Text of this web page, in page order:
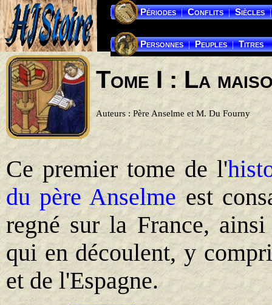
Périodes | Conflits | Siècles |
Personnes | Peuples | Titres
Tome I : La
Auteurs : Père Anselme et M. Du Fourny
Ce premier tome de l'
du père Anselmeest
regné sur la France,
qui en découlent, y
et de l'Espagne.